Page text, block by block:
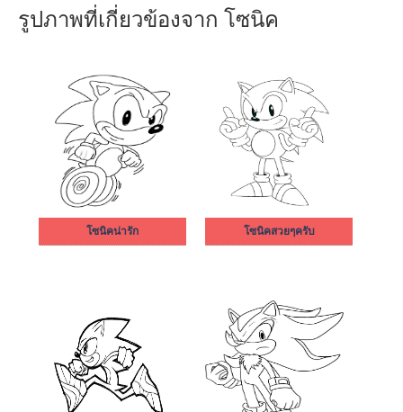
รูปภาพที่เกี่ยวข้องจาก โซนิค
โซนิคน่ารัก โซนิคสวยๆครับ